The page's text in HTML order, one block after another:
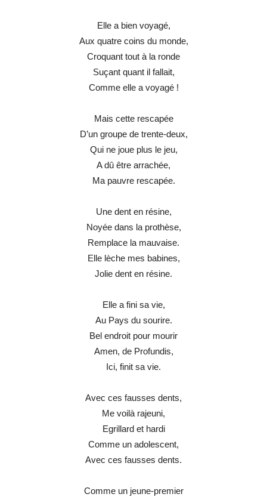
Elle a bien voyagé,
Aux quatre coins du monde,
Croquant tout à la ronde
Suçant quant il fallait,
Comme elle a voyagé !
Mais cette rescapée
D’un groupe de trente-deux,
Qui ne joue plus le jeu,
A dû être arrachée,
Ma pauvre rescapée.
Une dent en résine,
Noyée dans la prothèse,
Remplace la mauvaise.
Elle lèche mes babines,
Jolie dent en résine.
Elle a fini sa vie,
Au Pays du sourire.
Bel endroit pour mourir
Amen, de Profundis,
Ici, finit sa vie.
Avec ces fausses dents,
Me voilà rajeuni,
Egrillard et hardi
Comme un adolescent,
Avec ces fausses dents.
Comme un jeune-premier